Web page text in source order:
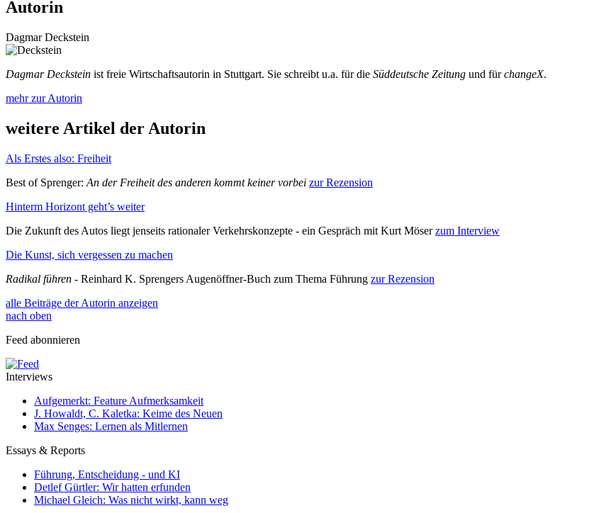
Autorin
Dagmar Deckstein
Dagmar Deckstein ist freie Wirtschaftsautorin in Stuttgart. Sie schreibt u.a. für die Süddeutsche Zeitung und fürchangeX.
mehr zur Autorin
weitere Artikel der Autorin
Als Erstes also: Freiheit
Best of Sprenger: An der Freiheit des anderen kommt keiner vorbei zur Rezension
Hinterm Horizont geht’s weiter
Die Zukunft des Autos liegt jenseits rationaler Verkehrskonzepte - ein Gespräch mit Kurt Möserzum Interview
Die Kunst, sich vergessen zu machen
Radikal führen - Reinhard K. Sprengers Augenöffner-Buch zum Thema Führung zur Rezension
alle Beiträge der Autorin anzeigen
nach oben
Feed abonnieren
Interviews
Aufgemerkt: Feature Aufmerksamkeit
J. Howaldt, C. Kaletka: Keime des Neuen
Max Senges: Lernen als Mitlernen
Essays & Reports
Führung, Entscheidung - und KI
Detlef Gürtler: Wir hatten erfunden
Michael Gleich: Was nicht wirkt, kann weg